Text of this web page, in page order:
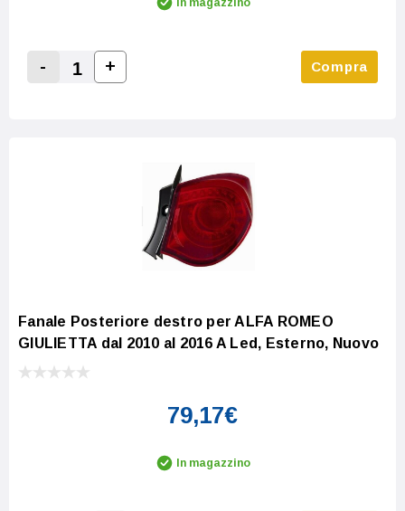
In magazzino
Decrease Quantity:
-
Increase Quantity:
+ Compra
Fanale Posteriore destro per ALFA ROMEO
GIULIETTA dal 2010 al 2016 A Led, Esterno, Nuovo
79,17€
In magazzino